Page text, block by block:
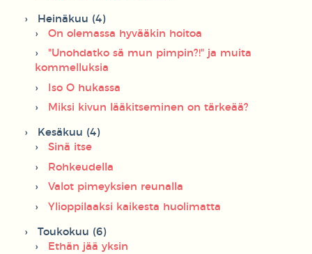
Heinäkuu (4)
On olemassa hyvääkin hoitoa
"Unohdatko sä mun pimpin?!" ja muita
kommelluksia
Iso O hukassa
Miksi kivun lääkitseminen on tärkeää?
Kesäkuu (4)
Sinä itse
Rohkeudella
Valot pimeyksien reunalla
Ylioppilaaksi kaikesta huolimatta
Toukokuu (6)
Ethän jää yksin